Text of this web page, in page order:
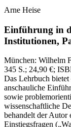
Arne Heise
Einführung in
Institutionen,
München: Wilhelm
345 S.; 24,90 €;
Das Lehrbuch
anschauliche
sowie
wissenschaftliche
behandelt der Autor
Einstiegsfragen